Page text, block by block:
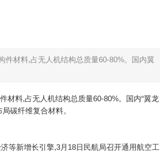
材料,占无人机结构总质量60-80%。国内翼
材料,占无人机结构总质量60-80%。国内“翼龙
碳纤维复合材料。
等新增长引擎,3月18日民航局召开通用航空工